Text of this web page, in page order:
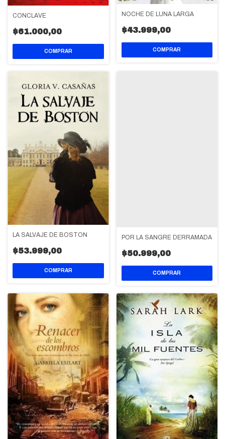
CONCLAVE
$61.000,00
NOCHE DE LUNA LARGA
$43.999,00
LA SALVAJE DE BOSTON
$53.999,00
POR LA SANGRE DERRAMADA
$50.999,00